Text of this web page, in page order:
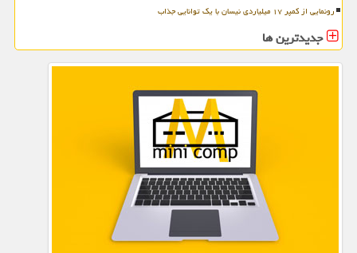
رونمایی از کمپر ۱۷ میلیاردی نیسان با یک توانایی جذاب
جدیدترین ها